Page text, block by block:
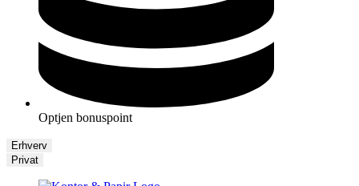
Optjen bonuspoint
Erhverv
Privat